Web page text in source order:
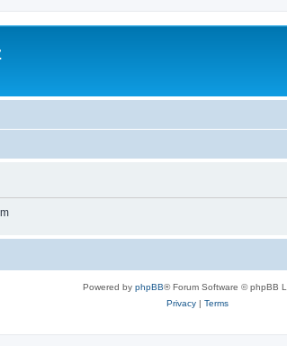
Powered by phpBB® Forum Software © phpBB
Privacy| Terms